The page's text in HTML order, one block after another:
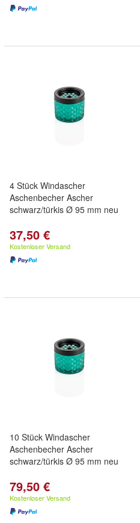
4 Stück Windascher
Aschenbecher Ascher
schwarz/türkis Ø 95 mm neu
37,50 €
Kostenloser Versand
10 Stück Windascher
Aschenbecher Ascher
schwarz/türkis Ø 95 mm neu
79,50 €
Kostenloser Versand